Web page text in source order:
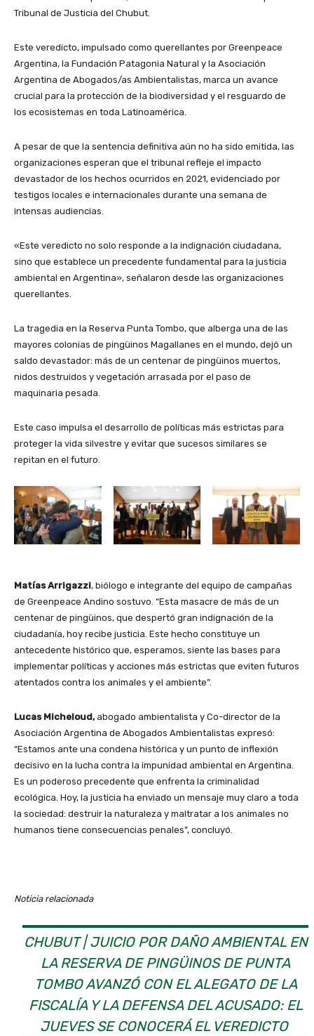
Tribunal de Justicia del Chubut.
Este veredicto, impulsado como querellantes por Greenpeace
Argentina, la Fundación Patagonia Natural y la Asociación
Argentina de Abogados/as Ambientalistas, marca un avance
crucial para la protección de la biodiversidad y el resguardo de
los ecosistemas en toda Latinoamérica.
A pesar de que la sentencia definitiva aún no ha sido emitida, las
organizaciones esperan que el tribunal refleje el impacto
devastador de los hechos ocurridos en 2021, evidenciado por
testigos locales e internacionales durante una semana de
intensas audiencias.
«Este veredicto no solo responde a la indignación ciudadana,
sino que establece un precedente fundamental para la justicia
ambiental en Argentina», señalaron desde las organizaciones
querellantes.
La tragedia en la Reserva Punta Tombo, que alberga una de las
mayores colonias de pingüinos Magallanes en el mundo, dejó un
saldo devastador: más de un centenar de pingüinos muertos,
nidos destruidos y vegetación arrasada por el paso de
maquinaria pesada.
Este caso impulsa el desarrollo de políticas más estrictas para
proteger la vida silvestre y evitar que sucesos similares se
repitan en el futuro.
Matías Arrigazzi, biólogo e integrante del equipo de campañas
de Greenpeace Andino sostuvo. “Esta masacre de más de un
centenar de pingüinos, que despertó gran indignación de la
ciudadanía, hoy recibe justicia. Este hecho constituye un
antecedente histórico que, esperamos, siente las bases para
implementar políticas y acciones más estrictas que eviten futuros
atentados contra los animales y el ambiente”.
Lucas Micheloud,abogado ambientalista y Co-director de la
Asociación Argentina de Abogados Ambientalistas expresó:
“Estamos ante una condena histórica y un punto de inflexión
decisivo en la lucha contra la impunidad ambiental en Argentina.
Es un poderoso precedente que enfrenta la criminalidad
ecológica. Hoy, la justicia ha enviado un mensaje muy claro a toda
la sociedad: destruir la naturaleza y maltratar a los animales no
humanos tiene consecuencias penales”, concluyó.
Noticia relacionada
CHUBUT | JUICIO POR DAÑO AMBIENTAL EN
LA RESERVA DE PINGÜINOS DE PUNTA
TOMBO AVANZÓ CON EL ALEGATO DE LA
FISCALÍA Y LA DEFENSA DEL ACUSADO: EL
JUEVES SE CONOCERÁ EL VEREDICTO